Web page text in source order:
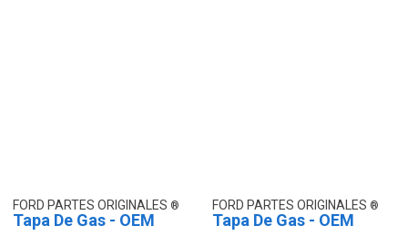
FORD PARTES ORIGINALES
Tapa De Gas - OEM
FORD PARTES ORIGINALES
Tapa De Gas - OEM